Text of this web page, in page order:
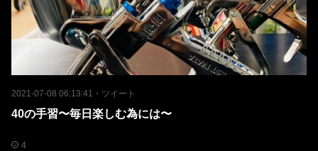
2021-07-08 06:13:41 ・ ツイート
40の手習〜毎日楽しむ為には〜
4